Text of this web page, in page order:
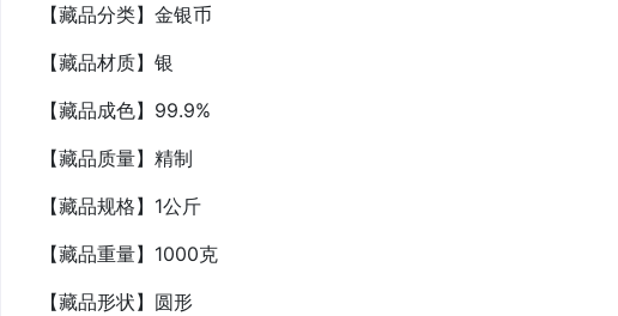
【藏品分类】金银币
【藏品材质】银
【藏品成色】99.9%
【藏品质量】精制
【藏品规格】1公斤
【藏品重量】1000克
【藏品形状】圆形